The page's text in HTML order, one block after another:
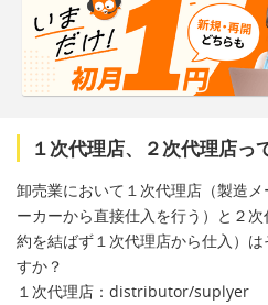
１次代理店、２次代理店っ
卸売業において１次代理店（製造
ーカーから直接仕入を行う）と２
約を結ばず１次代理店から仕入）
すか？
１次代理店：distributor/suplyer